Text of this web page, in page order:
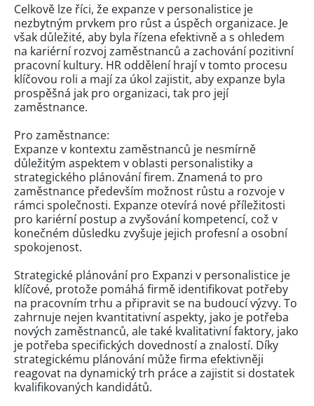
Celkově lze říci, že expanze v personalistice je
nezbytným prvkem pro růst a úspěch organizace. Je
však důležité, aby byla řízena efektivně a s ohledem
na kariérní rozvoj zaměstnanců a zachování pozitivní
pracovní kultury. HR oddělení hrají v tomto procesu
klíčovou roli a mají za úkol zajistit, aby expanze byla
prospěšná jak pro organizaci, tak pro její
zaměstnance.
Pro zaměstnance:
Expanze v kontextu zaměstnanců je nesmírně
důležitým aspektem v oblasti personalistiky a
strategického plánování firem. Znamená to pro
zaměstnance především možnost růstu a rozvoje v
rámci společnosti. Expanze otevírá nové příležitosti
pro kariérní postup a zvyšování kompetencí, což v
konečném důsledku zvyšuje jejich profesní a osobní
spokojenost.
Strategické plánování pro Expanzi v personalistice je
klíčové, protože pomáhá firmě identifikovat potřeby
na pracovním trhu a připravit se na budoucí výzvy. To
zahrnuje nejen kvantitativní aspekty, jako je potřeba
nových zaměstnanců, ale také kvalitativní faktory, jako
je potřeba specifických dovedností a znalostí. Díky
strategickému plánování může firma efektivněji
reagovat na dynamický trh práce a zajistit si dostatek
kvalifikovaných kandidátů.